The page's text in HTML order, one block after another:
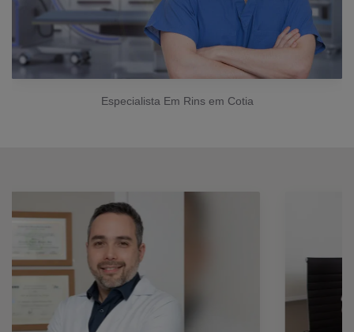
Especialista Em Rins em Cotia